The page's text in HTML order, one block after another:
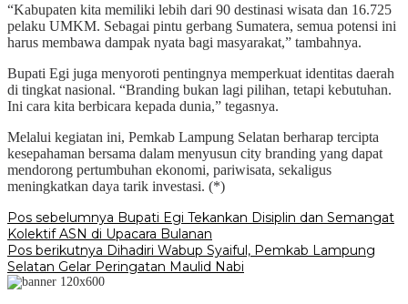
“Kabupaten kita memiliki lebih dari 90 destinasi wisata dan 16.725
pelaku UMKM. Sebagai pintu gerbang Sumatera, semua potensi ini
harus membawa dampak nyata bagi masyarakat,” tambahnya.
Bupati Egi juga menyoroti pentingnya memperkuat identitas daerah
di tingkat nasional. “Branding bukan lagi pilihan, tetapi kebutuhan.
Ini cara kita berbicara kepada dunia,” tegasnya.
Melalui kegiatan ini, Pemkab Lampung Selatan berharap tercipta
kesepahaman bersama dalam menyusun city branding yang dapat
mendorong pertumbuhan ekonomi, pariwisata, sekaligus
meningkatkan daya tarik investasi. (*)
Navigasi
pos
Pos sebelumnya Bupati Egi Tekankan Disiplin dan Semangat
Kolektif ASN di Upacara Bulanan
Pos berikutnya Dihadiri Wabup Syaiful, Pemkab Lampung
Selatan Gelar Peringatan Maulid Nabi